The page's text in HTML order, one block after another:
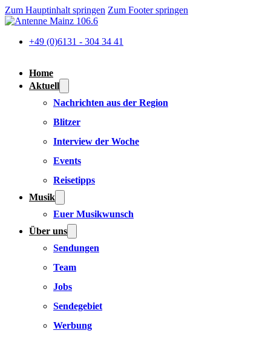
Zum Hauptinhalt springen Zum Footer springen
+49 (0)6131 - 304 34 41
Home
Aktuell
Nachrichten aus der Region
Blitzer
Interview der Woche
Events
Reisetipps
Musik
Euer Musikwunsch
Über uns
Sendungen
Team
Jobs
Sendegebiet
Werbung